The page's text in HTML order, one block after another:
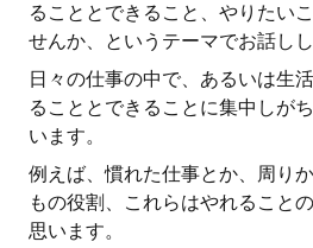
ることとできること、やりたい
せんか、というテーマでお話しし
日々の仕事の中で、あるいは生
ることとできることに集中しが
います。
例えば、慣れた仕事とか、周り
もの役割、これらはやれること
思います。